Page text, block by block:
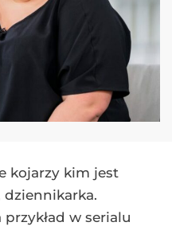
kojarzy kim jest
dziennikarka.
w serialu